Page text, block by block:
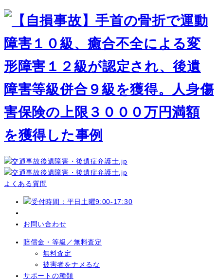
よくある質問
お問い合わせ
賠償金・等級／無料査定
無料査定
被害者をナメるな
サポートの種類